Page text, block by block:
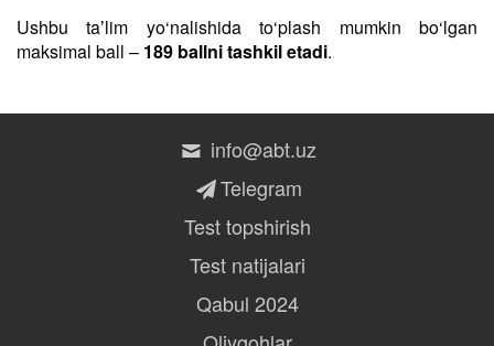
Ushbu taʼlim yo‘nalishida to‘plash mumkin bo‘lgan
maksimal ball – 189 ballni tashkil etadi.
info@abt.uz
Telegram
Test topshirish
Test natijalari
Qabul 2024